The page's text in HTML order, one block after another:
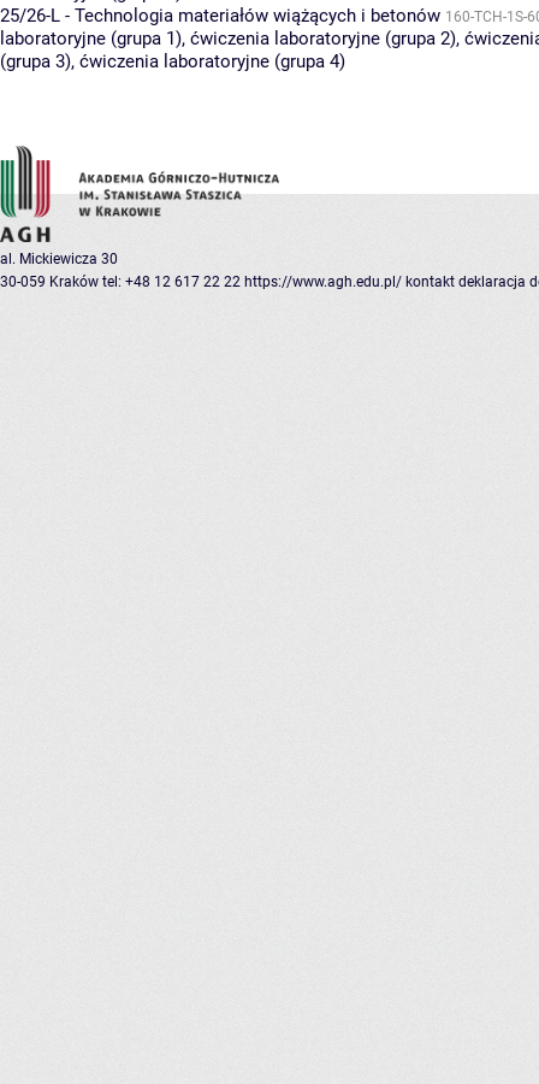
25/26-L - Technologia materiałów wiążących i betonów 160-TCH-1S-
laboratoryjne (grupa 1), ćwiczenia laboratoryjne (grupa 2),
(grupa 3), ćwiczenia laboratoryjne (grupa 4)
al. Mickiewicza 30
30-059 Kraków tel: +48 12 617 22 22 https://www.agh.edu.pl/ kontakt deklaracja